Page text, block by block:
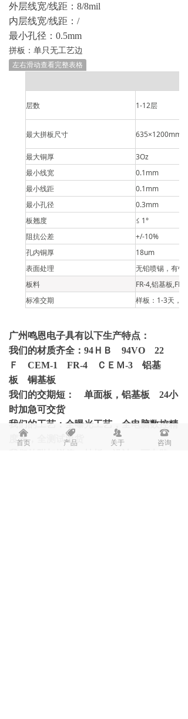
外层线宽/线距：8/8mil
内层线宽/线距：/
最小孔径：0.5mm
拼板：单只无工艺边
左右滑动查看完整表格
层数 1-12层
最大拼板尺寸 635×1200mm
最大铜厚
3Oz
最小线宽
0.1mm
最小线距
0.1mm
最小孔径
0.3mm
板翘度
≤ 1°
阻抗公差
+/-10%
孔内铜厚
18um
表面处理
无铅喷锡，有铅
板料
FR-4,铝基板,FR-
标准交期
样板：1-3天，
广州鸣恩电子具有以下生产特点：
我们的材质齐全：94ＨＢ 94VO 22
Ｆ CEM-1 FR-4 ＣＥＭ-3 铝基
板 铜基板
我们的交期短： 单面板，铝基板 24小
时加急可交货
我们的工艺：全曝光工艺，全电脑数控精
度高，全测试出货
낀
首页
뀄
产品
뀡
关于
뀰
咨询